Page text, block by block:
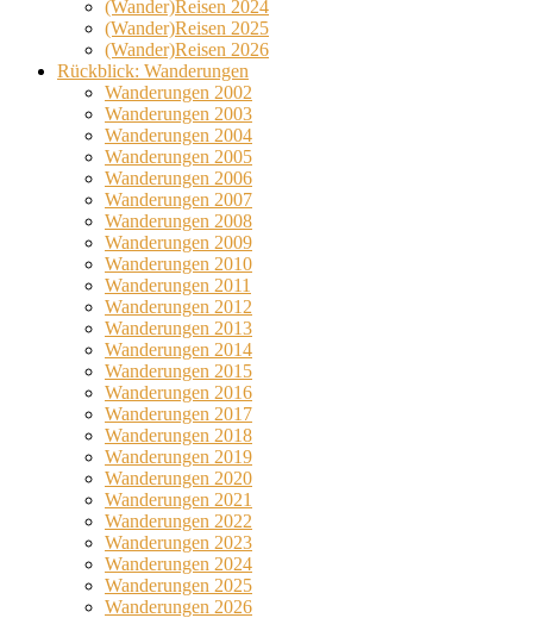
(Wander)Reisen 2024
(Wander)Reisen 2025
(Wander)Reisen 2026
Rückblick: Wanderungen
Wanderungen 2002
Wanderungen 2003
Wanderungen 2004
Wanderungen 2005
Wanderungen 2006
Wanderungen 2007
Wanderungen 2008
Wanderungen 2009
Wanderungen 2010
Wanderungen 2011
Wanderungen 2012
Wanderungen 2013
Wanderungen 2014
Wanderungen 2015
Wanderungen 2016
Wanderungen 2017
Wanderungen 2018
Wanderungen 2019
Wanderungen 2020
Wanderungen 2021
Wanderungen 2022
Wanderungen 2023
Wanderungen 2024
Wanderungen 2025
Wanderungen 2026